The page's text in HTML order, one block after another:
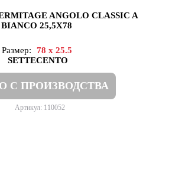
ANGOLO CLASSIC A
BIANCO 25,5X78
Размер:
78 x 25.5
SETTECENTO
С ПРОИЗВОДСТВА
Артикул: 110052